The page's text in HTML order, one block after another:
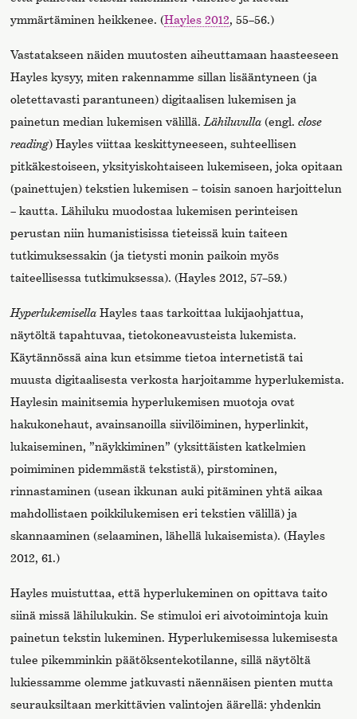
ymmärtäminen heikkenee. (Hayles 2012, 55–56.)
Vastatakseen näiden muutosten aiheuttamaan haasteeseen
Hayles kysyy, miten rakennamme sillan lisääntyneen (ja
oletettavasti parantuneen) digitaalisen lukemisen ja
painetun median lukemisen välillä. Lähiluvulla (engl.close
reading) Hayles viittaa keskittyneeseen, suhteellisen
pitkäkestoiseen, yksityiskohtaiseen lukemiseen, joka opitaan
(painettujen) tekstien lukemisen – toisin sanoen harjoittelun
– kautta. Lähiluku muodostaa lukemisen perinteisen
perustan niin humanistisissa tieteissä kuin taiteen
tutkimuksessakin (ja tietysti monin paikoin myös
taiteellisessa tutkimuksessa). (Hayles 2012, 57–59.)
Hyperlukemisella Hayles taas tarkoittaa lukijaohjattua,
näytöltä tapahtuvaa, tietokoneavusteista lukemista.
Käytännössä aina kun etsimme tietoa internetistä tai
muusta digitaalisesta verkosta harjoitamme hyperlukemista.
Haylesin mainitsemia hyperlukemisen muotoja ovat
hakukonehaut, avainsanoilla siivilöiminen, hyperlinkit,
lukaiseminen, ”näykkiminen” (yksittäisten katkelmien
poimiminen pidemmästä tekstistä), pirstominen,
rinnastaminen (usean ikkunan auki pitäminen yhtä aikaa
mahdollistaen poikkilukemisen eri tekstien välillä) ja
skannaaminen (selaaminen, lähellä lukaisemista). (Hayles
2012, 61.)
Hayles muistuttaa, että hyperlukeminen on opittava taito
siinä missä lähilukukin. Se stimuloi eri aivotoimintoja kuin
painetun tekstin lukeminen. Hyperlukemisessa lukemisesta
tulee pikemminkin päätöksentekotilanne, sillä näytöltä
lukiessamme olemme jatkuvasti näennäisen pienten mutta
seurauksiltaan merkittävien valintojen äärellä: yhdenkin